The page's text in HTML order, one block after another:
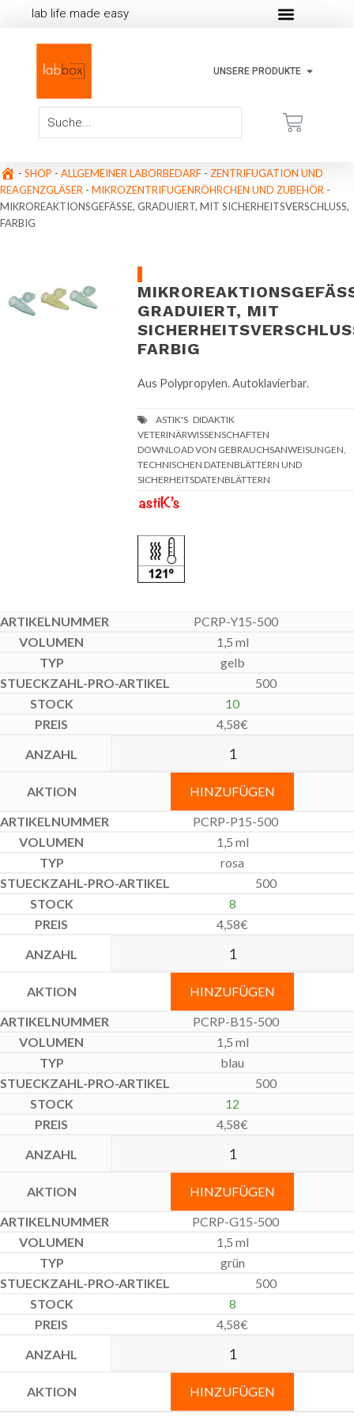
lab life made easy
UNSERE PRODUKTE
- SHOP - ALLGEMEINER LABORBEDARF - ZENTRIFUGATION UND
REAGENZGLÄSER - MIKROZENTRIFUGENRÖHRCHEN UND ZUBEHÖR -
MIKROREAKTIONSGEFÄSSE, GRADUIERT, MIT SICHERHEITSVERSCHLUSS, F
ARBIG
RADUIERT, MIT S
ARBIG
Aus Polypropylen. Autoklavierbar.
DOWNLOAD VON GEBRAUCHSANWEISUNGEN,
TECHNISCHEN DATENBLÄTTERN UND
SICHERHEITSDATENBLÄTTERN
PCRP-Y15-500
1,5 ml
gelb
500
10
4,58€
HINZUFÜGEN
PCRP-P15-500
1,5 ml
rosa
500
8
4,58€
HINZUFÜGEN
PCRP-B15-500
1,5 ml
blau
500
12
4,58€
HINZUFÜGEN
PCRP-G15-500
1,5 ml
grün
500
8
4,58€
HINZUFÜGEN